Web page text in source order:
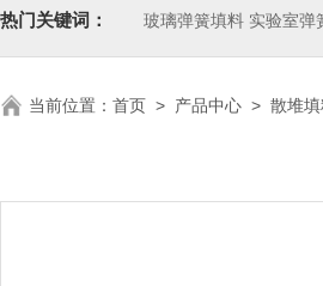
热门关键词： 玻璃弹簧填料 实验室弹
当前位置： 首页 > 产品中心 > 散堆填